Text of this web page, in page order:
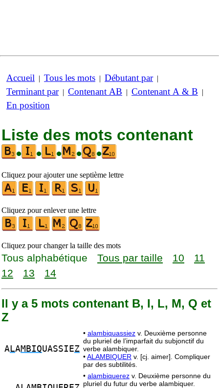
Accueil | Tous les mots | Débutant par|
Terminant par| Contenant AB | Contenant A & B |
En position
Liste des mots contenant
•
• • • •
Cliquez pour ajouter une septième lettre
Cliquez pour enlever une lettre
Cliquez pour changer la taille des mots
Tous alphabétique Tous par taille 10
11
12
13 14
Il y a 5 mots contenant B, I, L, M, Q et
Z
ALAMBIQUASSIEZ
• alambiquassiez v. Deuxième personne
du pluriel de l’imparfait du subjonctif du
verbe alambiquer.
•ALAMBIQUER v. [cj. aimer]. Compliquer
par des subtilités.
• alambiquerez v. Deuxième personne du
pluriel du futur du verbe alambiquer.